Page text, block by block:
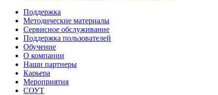
Поддержка
Методические материалы
Сервисное обслуживание
Поддержка пользователей
Обучение
О компании
Наши партнеры
Карьера
Мероприятия
СОУТ